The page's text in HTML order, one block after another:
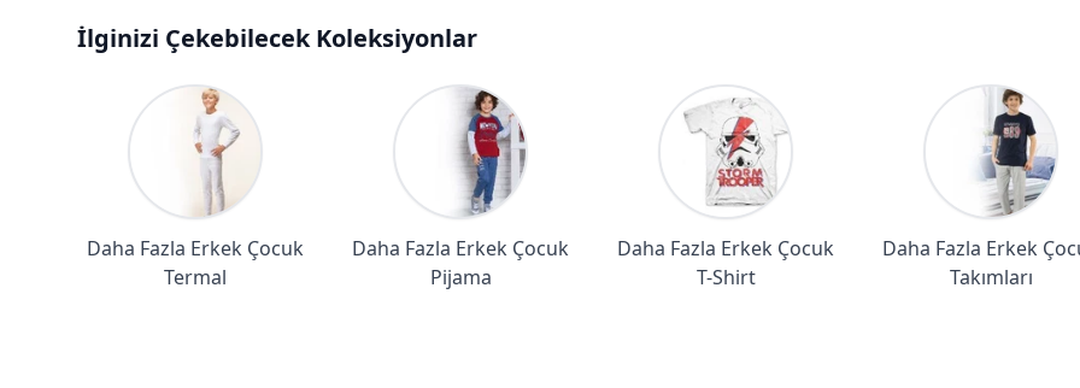
İlginizi Çekebilecek Koleksiyonlar
Daha Fazla Erkek Çocuk
Termal
Daha Fazla Erkek Çocuk
Pijama
Daha Fazla Erkek Çocuk
T-Shirt
Daha Fazla Erkek
Takımları